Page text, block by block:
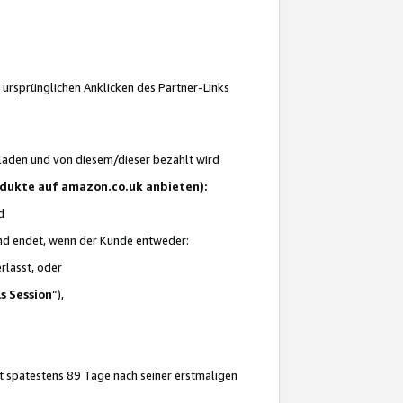
Anklicken des Partner-Links
und von diesem/dieser bezahlt wird
auf amazon.co.uk anbieten):
endet, wenn der Kunde entweder:
oder
Session“),
89 Tage nach seiner erstmaligen